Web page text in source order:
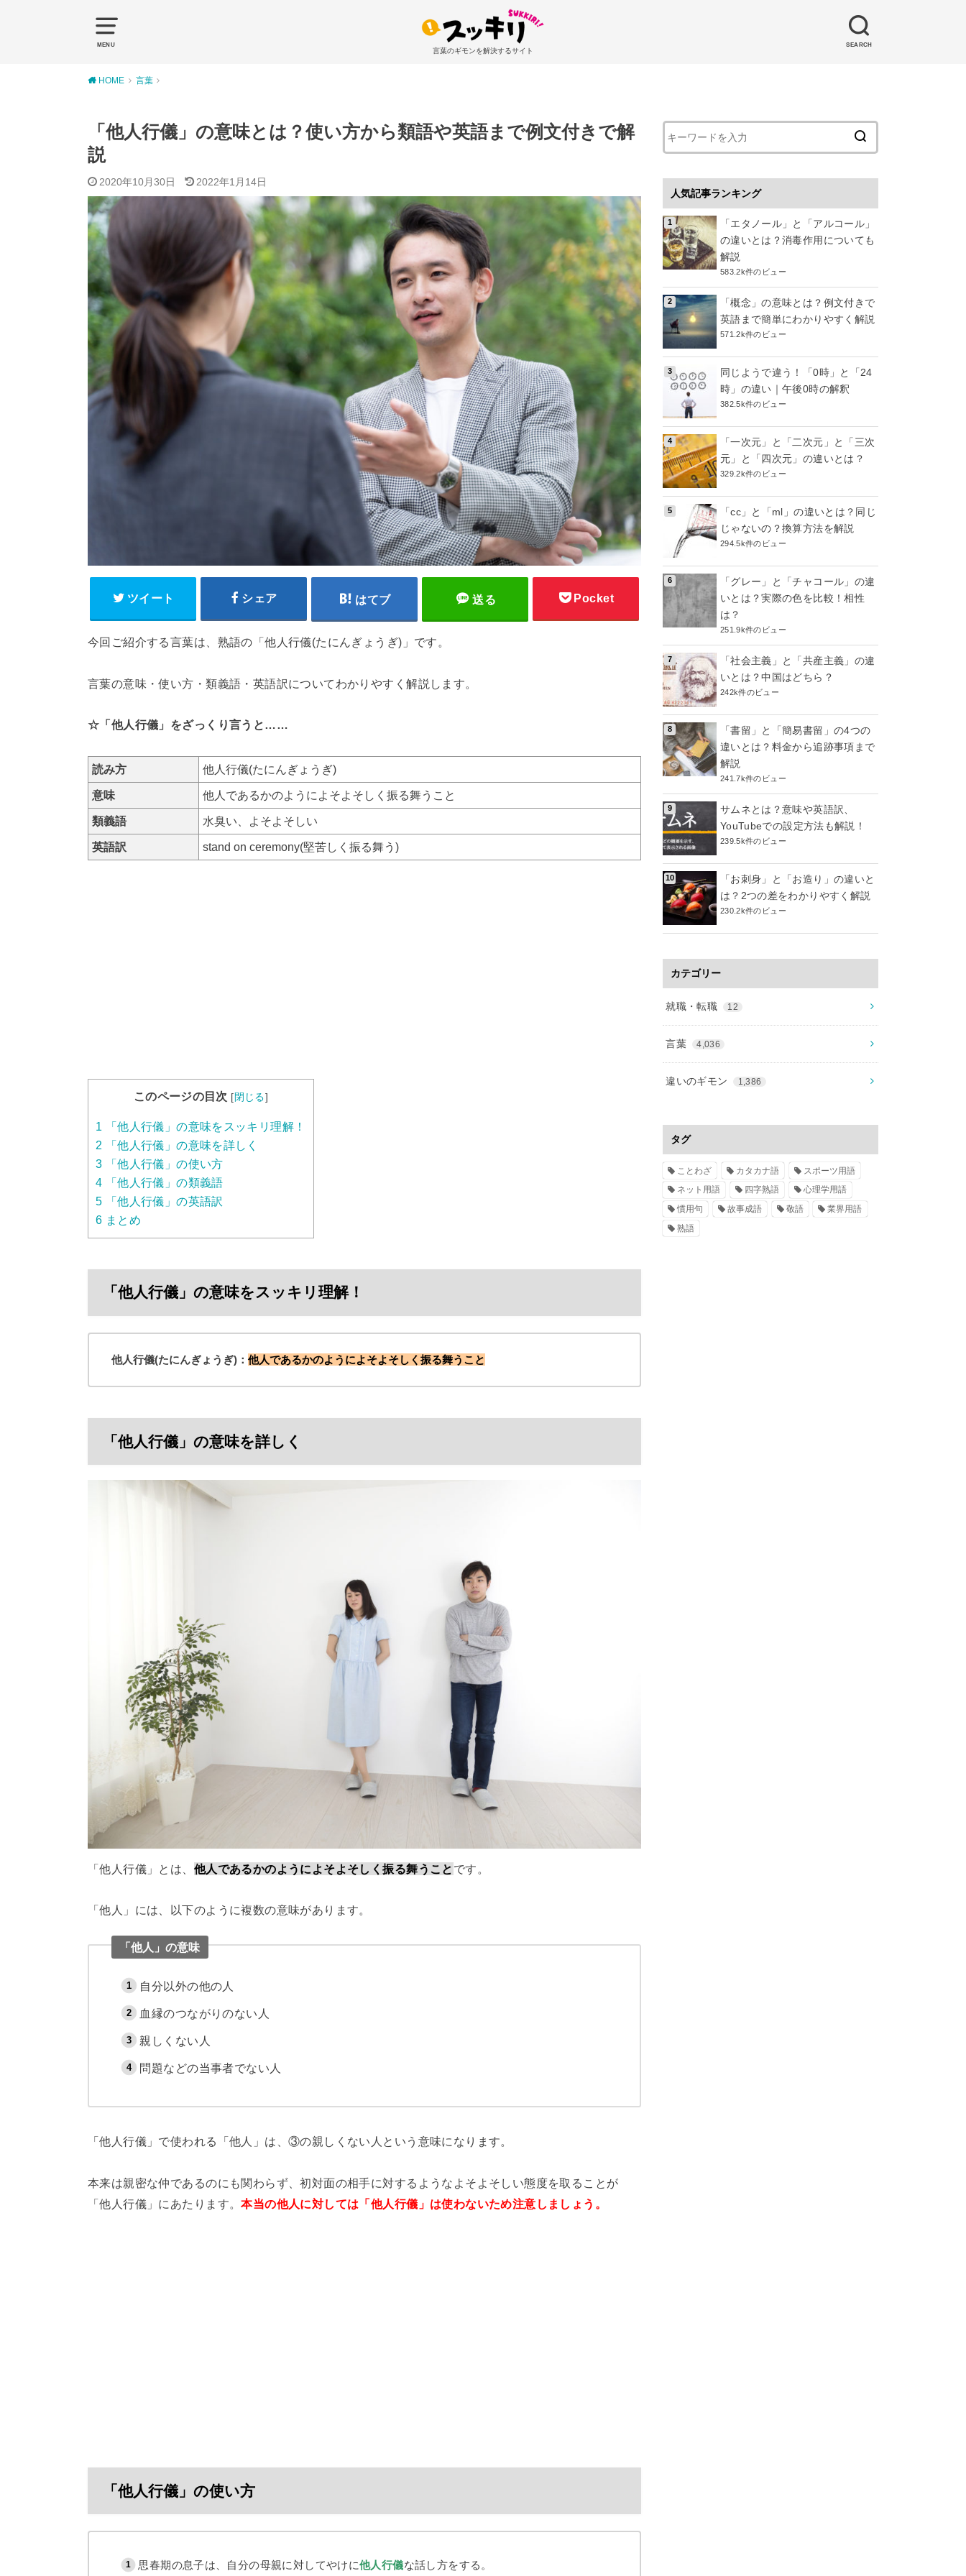
MENU SEARCH
言葉のギモンを解決するサイト
HOME 言葉
「他人行儀」の意味とは？使い方から類語や英語まで例文付きで解
説
2020年10月30日 2022年1月14日
ツイート シェア はてブ 送る Pocket
今回ご紹介する言葉は、熟語の「他人行儀(たにんぎょうぎ)」です。
言葉の意味・使い方・類義語・英語訳についてわかりやすく解説します。
☆「他人行儀」をざっくり言うと……
読み方 他人行儀(たにんぎょうぎ)
意味 他人であるかのようによそよそしく振る舞うこと
類義語 水臭い、よそよそしい
英語訳 stand on ceremony(堅苦しく振る舞う)
このページの目次 [閉じる]
1 「他人行儀」の意味をスッキリ理解！
2 「他人行儀」の意味を詳しく
3 「他人行儀」の使い方
4 「他人行儀」の類義語
5 「他人行儀」の英語訳
6 まとめ
「他人行儀」の意味をスッキリ理解！
他人行儀(たにんぎょうぎ)： 他人であるかのようによそよそしく振る舞うこと
「他人行儀」の意味を詳しく
「他人行儀」とは、 他人であるかのようによそよそしく振る舞うこと です。
「他人」には、以下のように複数の意味があります。
「他人」の意味
自分以外の他の人
血縁のつながりのない人
親しくない人
問題などの当事者でない人
「他人行儀」で使われる「他人」は、③の親しくない人という意味になります。
本来は親密な仲であるのにも関わらず、初対面の相手に対するようなよそよそしい態度を取ることが
「他人行儀」にあたります。本当の他人に対しては「他人行儀」は使わないため注意しましょう。
「他人行儀」の使い方
思春期の息子は、自分の母親に対してやけに他人行儀な話し方をする。
人気記事ランキング
「エタノール」と「アルコール」
の違いとは？消毒作用についても
解説
583.2k件のビュー
「概念」の意味とは？例文付きで
英語まで簡単にわかりやすく解説
571.2k件のビュー
同じようで違う！「0時」と「24
時」の違い｜午後0時の解釈
382.5k件のビュー
「一次元」と「二次元」と「三次
元」と「四次元」の違いとは？
329.2k件のビュー
「cc」と「ml」の違いとは？同じ
じゃないの？換算方法を解説
294.5k件のビュー
「グレー」と「チャコール」の違
いとは？実際の色を比較！相性
は？
251.9k件のビュー
「社会主義」と「共産主義」の違
いとは？中国はどちら？
242k件のビュー
「書留」と「簡易書留」の4つの
違いとは？料金から追跡事項まで
解説
241.7k件のビュー
サムネとは？意味や英語訳、
YouTubeでの設定方法も解説！
239.5k件のビュー
「お刺身」と「お造り」の違いと
は？2つの差をわかりやすく解説
230.2k件のビュー
カテゴリー
就職・転職 12
言葉 4,036
違いのギモン 1,386
タグ
ことわざ カタカナ語
スポーツ用語
ネット用語
四字熟語
心理学用語
慣用句
故事成語 敬語
業界用語
熟語